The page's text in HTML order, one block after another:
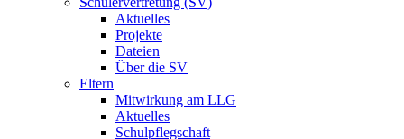
Aktuelles
Projekte
Dateien
Über die SV
Eltern
Mitwirkung am LLG
Aktuelles
Schulpflegschaft